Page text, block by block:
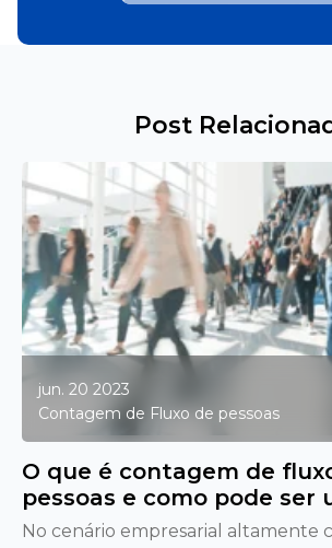
Post
jun. 20 2023
Contagem de Fluxo de pessoas
O que é contagem de
pessoas e como pode ser
No cenário empresarial altamente